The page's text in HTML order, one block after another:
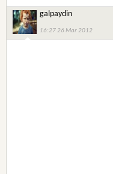
galpaydin
16:27 26 Mar 2012